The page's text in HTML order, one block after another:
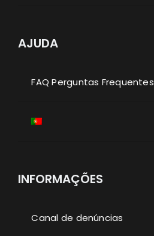
AJUDA
FAQ Perguntas Frequentes
INFORMAÇÕES
Canal de denúncias